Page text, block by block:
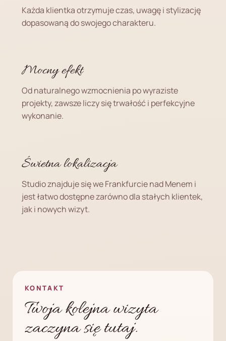
Każda klientka otrzymuje czas, uwagę i stylizację
dopasowaną do swojego charakteru.
Mocny efekt
Od naturalnego wzmocnienia po wyraziste
projekty, zawsze liczy się trwałość i perfekcyjne
wykonanie.
Świetna lokalizacja
Studio znajduje się we Frankfurcie nad Menem i
jest łatwo dostępne zarówno dla stałych klientek,
jak i nowych wizyt.
KONTAKT
Twoja kolejna wizyta
zaczyna się tutaj.